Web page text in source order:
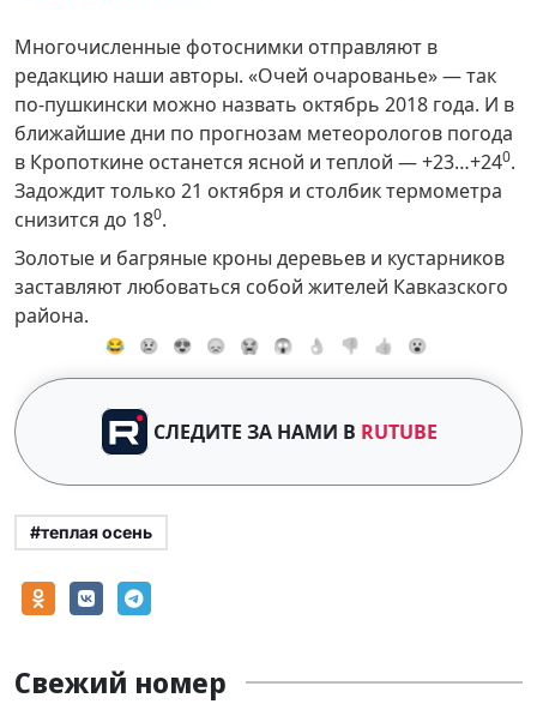
Многочисленные фотоснимки отправляют в
редакцию наши авторы. «Очей очарованье» — так
по-пушкински можно назвать октябрь 2018 года. И в
ближайшие дни по прогнозам метеорологов погода
в Кропоткине останется ясной и теплой — +23…+240.
Задождит только 21 октября и столбик термометра
снизится до 180.
Золотые и багряные кроны деревьев и кустарников
заставляют любоваться собой жителей Кавказского
района.
😂 😢 😍 😞 😭 😱 👌 👎 👍 😮
СЛЕДИТЕ ЗА НАМИ В RUTUBE
#теплая осень
Свежий номер